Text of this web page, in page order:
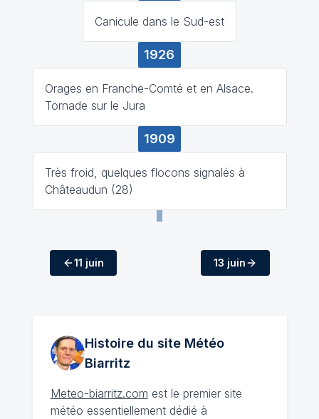
Canicule dans le Sud-est
1926
Orages en Franche-Comté et en Alsace.
Tornade sur le Jura
1909
Très froid, quelques flocons signalés à
Châteaudun (28)
11 juin 13 juin
Histoire du site Météo
Biarritz
Meteo-biarritz.com est le premier site
météo essentiellement dédié à